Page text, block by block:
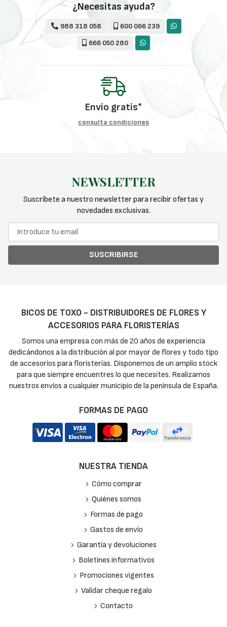
¿Necesitas ayuda?
988 318 058
600 066 239
666 050 280
Envío gratis*
consulta condiciones
NEWSLETTER
Suscríbete a nuestro newsletter para recibir ofertas y
novedades exclusivas.
SUSCRIBIRSE
BICOS DE TOXO - DISTRIBUIDORES DE FLORES Y
ACCESORIOS PARA FLORISTERÍAS
Somos una empresa con más de 20 años de experiencia
dedicándonos a la distribución al por mayor de flores y todo tipo
de accesorios para floristerías. Disponemos de un amplio stock
para que siempre encuentres lo que necesites. Realizamos
nuestros envíos a cualquier municipio de la península de España.
FORMAS DE PAGO
NUESTRA TIENDA
Cómo comprar
Quiénes somos
Formas de pago
Gastos de envío
Garantía y devoluciones
Boletines informativos
Promociones vigentes
Validar cheque regalo
Contacto